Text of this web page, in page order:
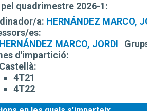
quadrimestre 2026-1:
a: HERNÁNDEZ MARCO,
es:
HERNÁNDEZ MARCO, JORDI
d'impartició:
Castellà:
4T21
4T22